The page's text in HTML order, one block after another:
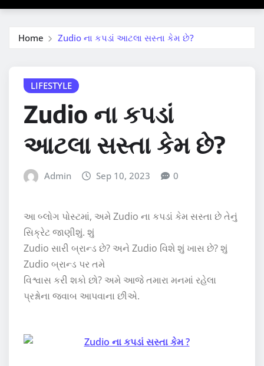
Home Zudio ના કપડાં આટલા સસ્તા કેમ છે?
LIFESTYLE
Zudio ના કપડાં
આટલા સસ્તા કેમ છે?
Admin Sep 10, 2023 0
આ બ્લોગ પોસ્ટમાં, અમે Zudio ના કપડાં કેમ સસ્તા છે તેનું
સિક્રેટ જાણીશું. શું
Zudio સારી બ્રાન્ડ છે? અને Zudio વિશે શું ખાસ છે? શું
Zudio બ્રાન્ડ પર તમે
વિશ્વાસ કરી શકો છો? અમે આજે તમારા મનમાં રહેલા
પ્રશ્નોના જવાબ આપવાના છીએ.